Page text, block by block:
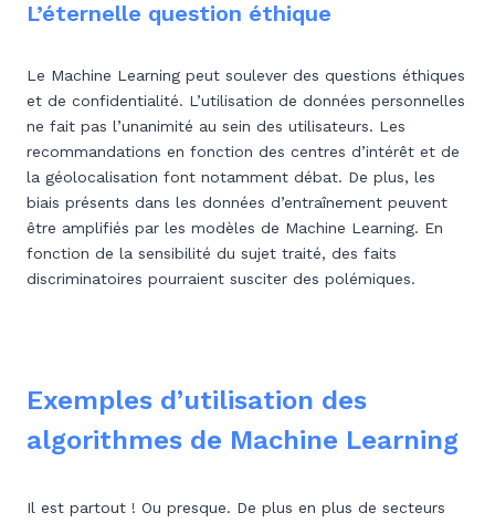
L’éternelle question éthique
Le Machine Learning peut soulever des questions éthiques
et de confidentialité. L’utilisation de données personnelles
ne fait pas l’unanimité au sein des utilisateurs. Les
recommandations en fonction des centres d’intérêt et de
la géolocalisation font notamment débat. De plus, les
biais présents dans les données d’entraînement peuvent
être amplifiés par les modèles de Machine Learning. En
fonction de la sensibilité du sujet traité, des faits
discriminatoires pourraient susciter des polémiques.
Exemples d’utilisation des
algorithmes de Machine Learning
Il est partout ! Ou presque. De plus en plus de secteurs